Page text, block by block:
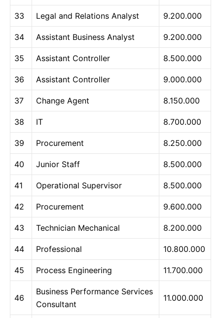
33 Legal and Relations Analyst 9.200.000
34 Assistant Business Analyst 9.200.000
35 Assistant Controller 8.500.000
36 Assistant Controller 9.000.000
37 Change Agent 8.150.000
38 IT 8.700.000
39 Procurement 8.250.000
40 Junior Staff 8.500.000
41 Operational Supervisor 8.500.000
42 Procurement 9.600.000
43 Technician Mechanical 8.200.000
44 Professional 10.800.000
45 Process Engineering 11.700.000
46
Business Performance Services
Consultant
11.000.000